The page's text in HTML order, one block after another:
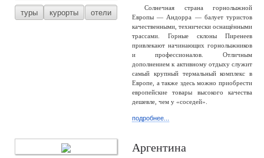
туры курорты отели
Солнечная страна горнолыжной
Европы — Андорра — балует туристов
качественными, технически оснащёнными
трассами. Горные склоны Пиренеев
привлекают начинающих горнолыжников
и профессионалов. Отличным
дополнением к активному отдыху служит
самый крупный термальный комплекс в
Европе, а также здесь можно приобрести
европейские товары высокого качества
дешевле, чем у «соседей».
подробнее...
Аргентина